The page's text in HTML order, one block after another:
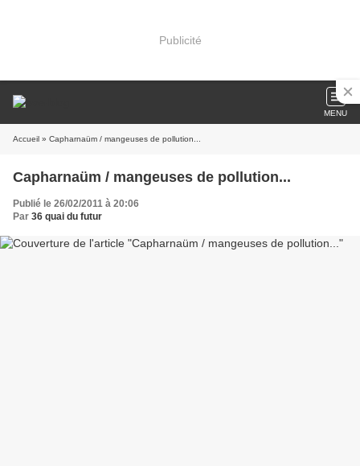
Publicité
MENU
Accueil » Capharnaüm / mangeuses de pollution...
Capharnaüm / mangeuses de pollution...
Publié le 26/02/2011 à 20:06
Par 36 quai du futur